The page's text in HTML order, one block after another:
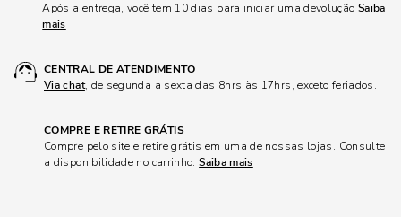
Após a entrega, você tem 10 dias para iniciar uma devolução Saiba
mais
CENTRAL DE ATENDIMENTO
Via chat, de segunda a sexta das 8hrs às 17hrs, exceto feriados.
COMPRE E RETIRE GRÁTIS
Compre pelo site e retire grátis em uma de nossas lojas. Consulte
a disponibilidade no carrinho.Saiba mais